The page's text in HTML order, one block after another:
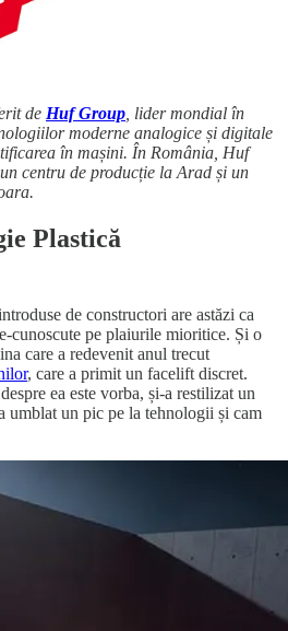
de Huf Group , lider mondial în
moderne analogice și digitale
în mașini. În România, Huf
centru de producție la Arad și un
Plastică
de constructori are astăzi ca
cunoscute pe plaiurile mioritice. Și o
care a redevenit anul trecut
, care a primit un facelift discret.
ea este vorba, și-a restilizat un
umblat un pic pe la tehnologii și cam